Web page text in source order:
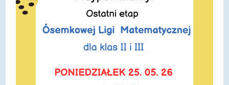
GALERIA
SPORT
POLITYKA PRYWATNOŚCI